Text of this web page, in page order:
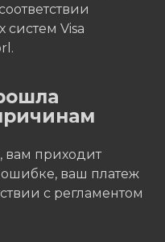
Visa
вам приходит
ваш платеж
с регламентом